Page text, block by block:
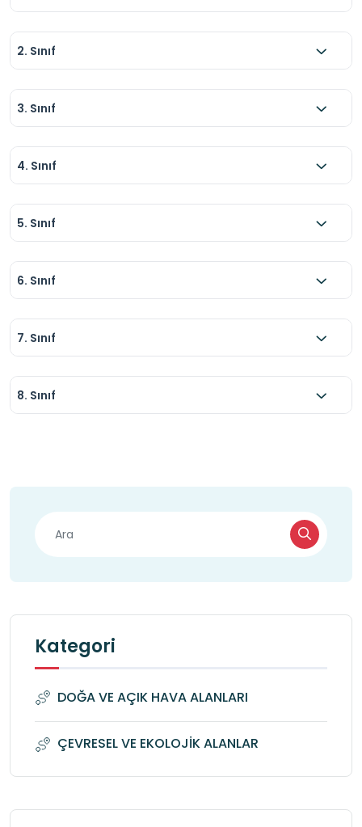
2. Sınıf
3. Sınıf
4. Sınıf
5. Sınıf
6. Sınıf
7. Sınıf
8. Sınıf
Kategori
DOĞA VE AÇIK HAVA ALANLARI
ÇEVRESEL VE EKOLOJİK ALANLAR